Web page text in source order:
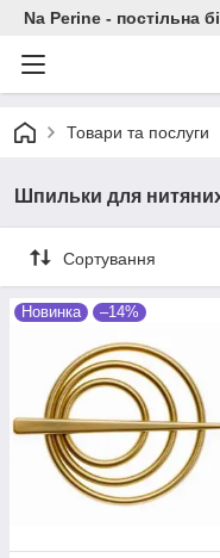
Na Perine - постільна
Товари та послуги
Шпильки для
Сортування
Новинка –14%